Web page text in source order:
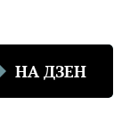
НА ДЗЕН